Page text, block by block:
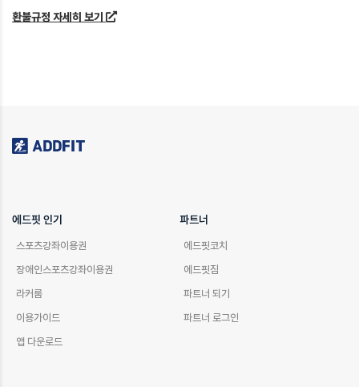
환불규정 자세히 보기
에드핏 인기
스포츠강좌이용권
장애인스포츠강좌이용권
라커룸
이용가이드
앱 다운로드
파트너
에드핏코치
에드핏짐
파트너 되기
파트너 로그인